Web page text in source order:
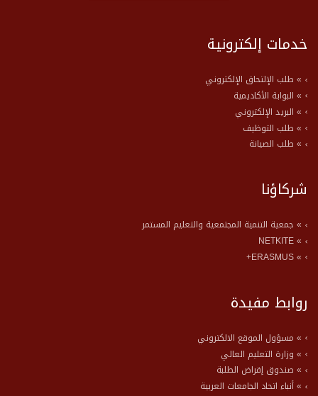
خدمات إلكترونية
» طلب الإلتحاق الإلكتروني
» البوابة الأكاديمية
» البريد الإلكتروني
» طلب التوظيف
» طلب الصيانة
شركاؤنا
» جمعية التنمية المجتمعية والتعليم المستمر
» NETKITE
» ERASMUS+
روابط مفيدة
» مسؤول الموقع الالكتروني
» وزارة التعليم العالي
» صندوق إقراض الطلبة
» أنباء اتحاد الجامعات العربية